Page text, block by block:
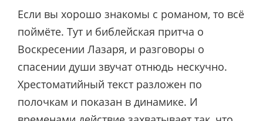
Если вы хорошо знакомы с романом, то всё
поймёте. Тут и библейская притча о
Воскресении Лазаря, и разговоры о
спасении души звучат отнюдь нескучно.
Хрестоматийный текст разложен по
полочкам и показан в динамике. И